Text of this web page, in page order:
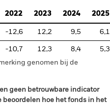
2022 2023 2024 2025
-12,6 12,2 9,5 6,1
-10,7 12,3 8,4
5,3
genomen bij de
geen betrouwbare indicator
beoordelen hoe het fonds in het